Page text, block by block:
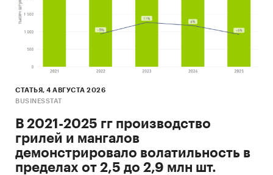
СТАТЬЯ, 4 АВГУСТА 2026
BUSINESSTAT
В 2021-2025 гг производство
грилей и мангалов
демонстрировало волатильность в
пределах от 2,5 до 2,9 млн шт.